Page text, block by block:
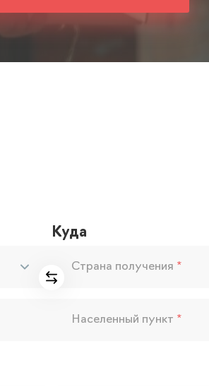
Куда
Страна получения *
Населенный пункт *